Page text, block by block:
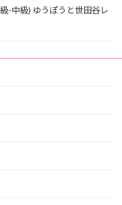
-中級) ゆうぽうと世田谷レ